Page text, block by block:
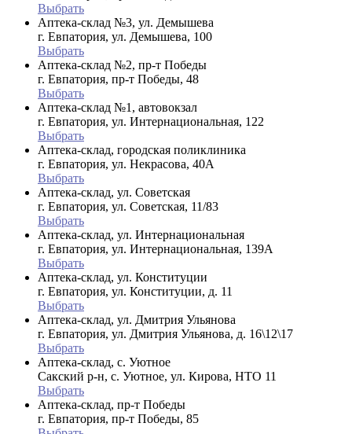
Выбрать
Аптека-склад №3, ул. Демышева
г. Евпатория, ул. Демышева, 100
Выбрать
Аптека-склад №2, пр-т Победы
г. Евпатория, пр-т Победы, 48
Выбрать
Аптека-склад №1, автовокзал
г. Евпатория, ул. Интернациональная, 122
Выбрать
Аптека-склад, городская поликлиника
г. Евпатория, ул. Некрасова, 40A
Выбрать
Аптека-склад, ул. Советская
г. Евпатория, ул. Советская, 11/83
Выбрать
Аптека-склад, ул. Интернациональная
г. Евпатория, ул. Интернациональная, 139А
Выбрать
Аптека-склад, ул. Конституции
г. Евпатория, ул. Конституции, д. 11
Выбрать
Аптека-склад, ул. Дмитрия Ульянова
г. Евпатория, ул. Дмитрия Ульянова, д. 16\12\17
Выбрать
Аптека-склад, с. Уютное
Сакский р-н, с. Уютное, ул. Кирова, НТО 11
Выбрать
Аптека-склад, пр-т Победы
г. Евпатория, пр-т Победы, 85